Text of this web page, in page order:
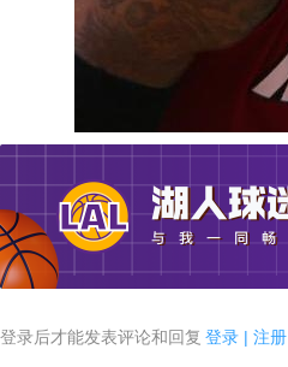
登录后才能发表评论和回复 登录 | 注册